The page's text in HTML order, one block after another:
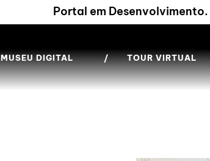
Portal em Desenvolvimento.
MUSEU DIGITAL / TOUR VIRTUAL